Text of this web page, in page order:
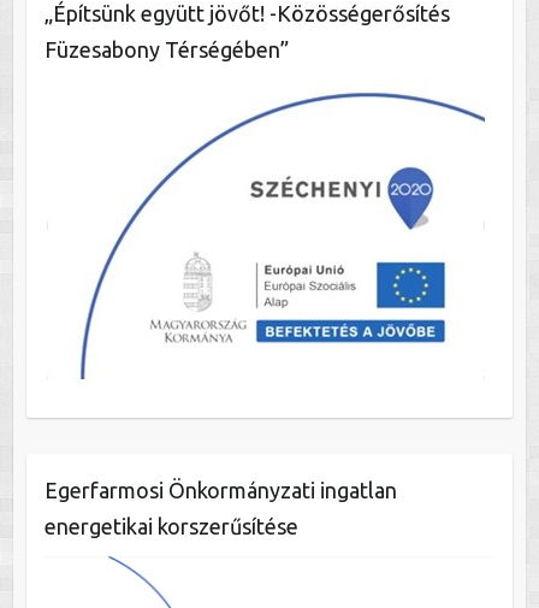
„Építsünk együtt jövőt! -Közösségerősítés
Füzesabony Térségében”
Egerfarmosi Önkormányzati ingatlan
energetikai korszerűsítése